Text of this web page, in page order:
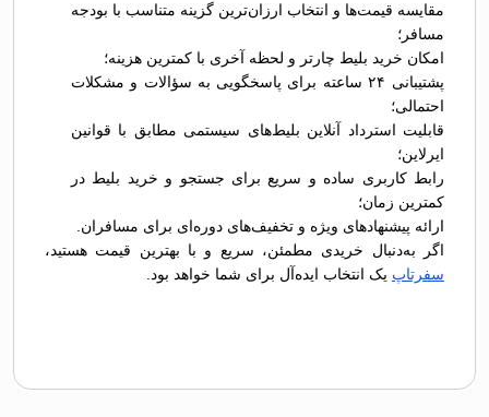
مقایسه قیمت‌ها و انتخاب ارزان‌ترین گزینه متناسب با بودجه
مسافر؛
امکان خرید بلیط چارتر و لحظه آخری با کمترین هزینه؛
پشتیبانی ۲۴ ساعته برای پاسخگویی به سؤالات و مشکلات
احتمالی؛
قابلیت استرداد آنلاین بلیط‌های سیستمی مطابق با قوانین
ایرلاین؛
رابط کاربری ساده و سریع برای جستجو و خرید بلیط در
کمترین زمان؛
ارائه پیشنهادهای ویژه و تخفیف‌های دوره‌ای برای مسافران.
اگر به‌دنبال خریدی مطمئن، سریع و با بهترین قیمت هستید،
سفرتاپ یک انتخاب ایده‌آل برای شما خواهد بود.